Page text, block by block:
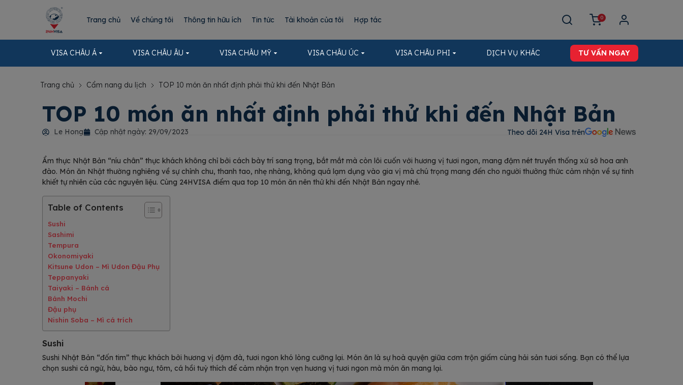
Trang chủ Về chúng tôi Thông tin hữu ích Tin tức Tài khoản của tôi Hợp tác 0
VISA CHÂU Á VISA CHÂU ÂU VISA CHÂU MỸ VISA CHÂU ÚC VISA CHÂU PHI DỊCH VỤ KHÁC TƯ VẤN NGAY
Trang chủ Cẩm nang du lịch TOP 10 món ăn nhất định phải thử khi đến Nhật Bản
TOP 10 món ăn nhất định phải thử khi đến Nhật Bản
Le Hong Cập nhật ngày: 29/09/2023 Theo dõi 24H Visa trên​
Ẩm thực Nhật Bản “níu chân” thực khách không chỉ bởi cách bày trí sang trọng, bắt mắt mà còn lôi cuốn với hương vị tươi ngon, mang đậm nét truyền thống xứ sở hoa anh
đào. Món ăn Nhật thường nghiêng về sự chỉnh chu, thanh tao, nhẹ nhàng, không quá lạm dụng vào gia vị mà chú trọng mang đến cho người thưởng thức cảm nhận về sự tinh
khiết tự nhiên của các nguyên liệu. Cùng 24HVISA điểm qua top 10 món ăn nên thử khi đến Nhật Bản ngay nhé.
Table of Contents
Sushi
Sashimi
Tempura
Okonomiyaki
Kitsune Udon – Mì Udon Đậu Phụ
Teppanyaki
Taiyaki – Bánh cá
Bánh Mochi
Đậu phụ
Nishin Soba – Mì cá trích
Sushi
Sushi Nhật Bản “đốn tim” thực khách bởi hương vị đậm đà, tươi ngon khó lòng cưỡng lại. Món ăn là sự hoà quyện giữa cơm trộn giấm cùng hải sản tươi sống. Bạn có thể lựa
chọn sushi cá ngừ, hàu, bào ngư, tôm, cá hồi tuỳ thích để cảm nhận trọn vẹn hương vị tươi ngon mà món ăn mang lại.